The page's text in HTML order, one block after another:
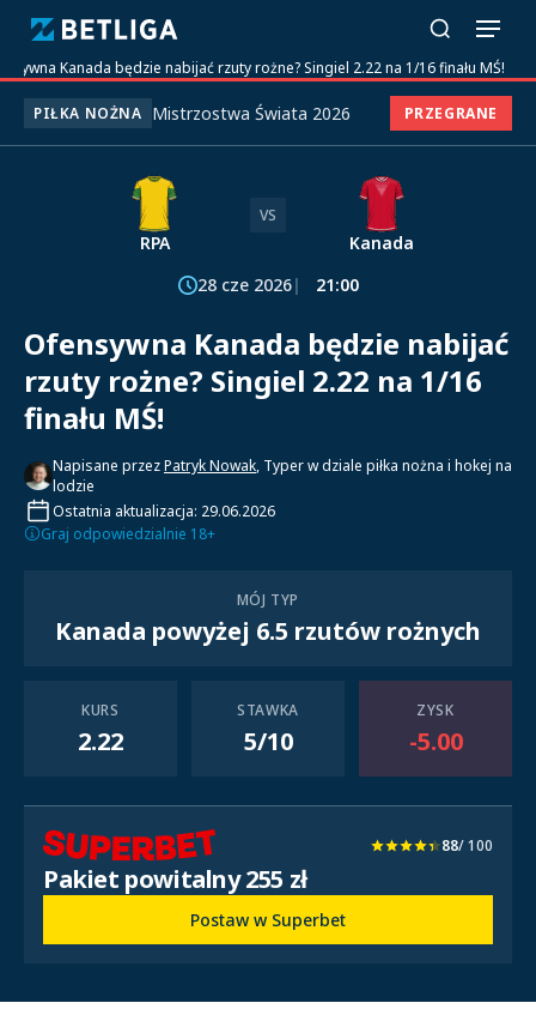
Kanada będzie nabijać rzuty rożne? Singiel 2.22 na 1/16 finału MŚ!
PIŁKA NOŻNA Mistrzostwa Świata 2026 PRZEGRANE
RPA
VS
Kanada
28 cze 2026
21:00
Ofensywna Kanada będzie nabijać
rzuty rożne? Singiel 2.22 na 1/16
finału MŚ!
Napisane przezPatryk Nowak, Typer w dziale piłka nożna i hokej na
lodzie
Ostatnia aktualizacja: 29.06.2026
Graj odpowiedzialnie 18+
MÓJ TYP
Kanada powyżej 6.5 rzutów rożnych
KURS
2.22
STAWKA
5/10
ZYSK
-5.00
88/ 100
Pakiet powitalny 255 zł
Postaw w Superbet